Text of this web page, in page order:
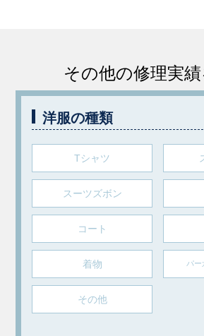
その他の修理実
洋服の種類
Tシャツ
スーツズボン
コート
着物 パー
その他